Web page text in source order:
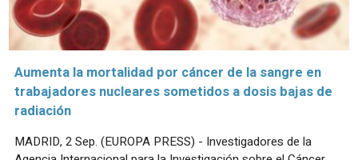
Aumenta la mortalidad por cáncer de la sangre en
trabajadores nucleares sometidos a dosis bajas de
radiación
MADRID, 2 Sep. (EUROPA PRESS) - Investigadores de la